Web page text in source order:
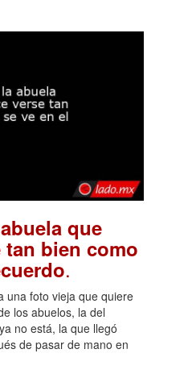
que
tan bien como
.
una foto vieja que quiere
los abuelos, la del
no está, la que llegó
de pasar de mano en